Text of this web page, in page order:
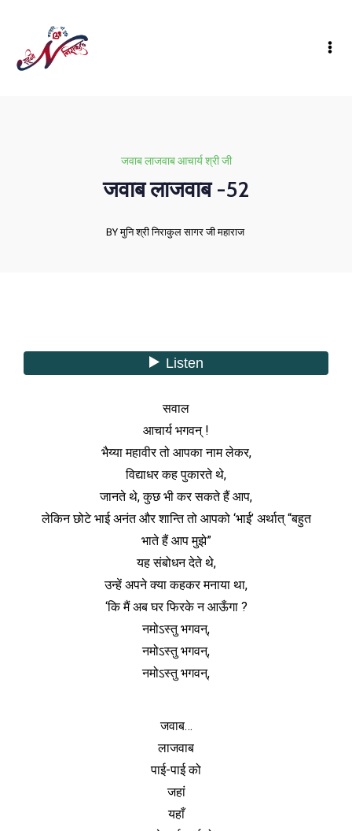
जवाब लाजवाब आचार्य श्री जी
जवाब लाजवाब -52
BY मुनि श्री निराकुल सागर जी महाराज
सवाल
आचार्य भगवन् !
भैय्या महावीर तो आपका नाम लेकर,
विद्याधर कह पुकारते थे,
जानते थे, कुछ भी कर सकते हैं आप,
लेकिन छोटे भाई अनंत और शान्ति तो आपको ‘भाई’ अर्थात् “बहुत
भाते हैं आप मुझे”
यह संबोधन देते थे,
उन्हें अपने क्या कहकर मनाया था,
‘कि मैं अब घर फिरके न आऊँगा ?
नमोऽस्तु भगवन्,
नमोऽस्तु भगवन्,
नमोऽस्तु भगवन्,
जवाब…
लाजवाब
पाई-पाई को
जहां
यहाँ